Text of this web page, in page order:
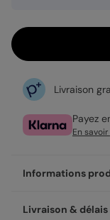
Livraison
Payez
En
Informations
Personnalisez
Livraison & délais